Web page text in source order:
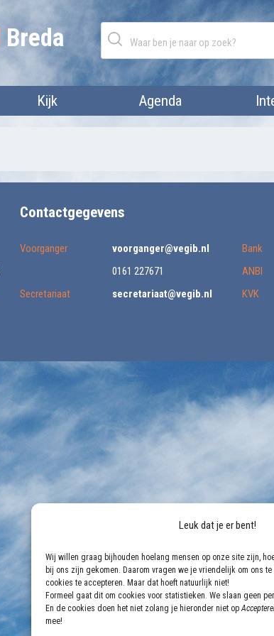
Leuk dat je er bent!
Wij willen graag bijhouden hoelang mensen op onze site zijn,
bij ons zijn gekomen. Daarom vragen we je vriendelijk om ons te
cookies te accepteren. Maar dat hoeft natuurlijk niet!
Formeel gaat dit om cookies voor statistieken. We slaan geen
En de cookies doen het niet zolang je hieronder niet op
mee!
Breda
Kijk Agenda
Contactgegevens
Voorganger
voorganger@vegib.nl
0161 227671
Secretariaat
secretariaat@vegib.nl
Bank
ANBI
KVK